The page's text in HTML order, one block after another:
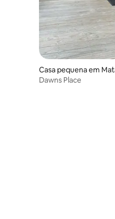
Casa pequena em
Dawns Place